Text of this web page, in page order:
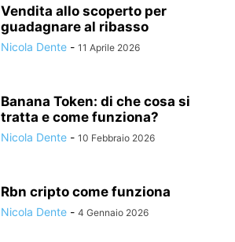
Vendita allo scoperto per
guadagnare al ribasso
Nicola Dente - 11 Aprile 2026
Banana Token: di che cosa si
tratta e come funziona?
Nicola Dente - 10 Febbraio 2026
Rbn cripto come funziona
Nicola Dente - 4 Gennaio 2026